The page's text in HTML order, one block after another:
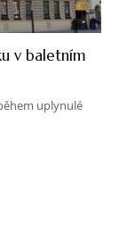
v baletním
uplynulé